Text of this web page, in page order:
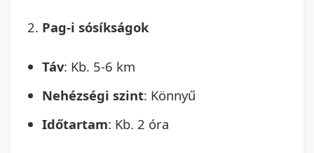
Pag-i sósíkságok
Táv: Kb. 5-6 km
Nehézségi szint: Könnyű
Időtartam: Kb. 2 óra